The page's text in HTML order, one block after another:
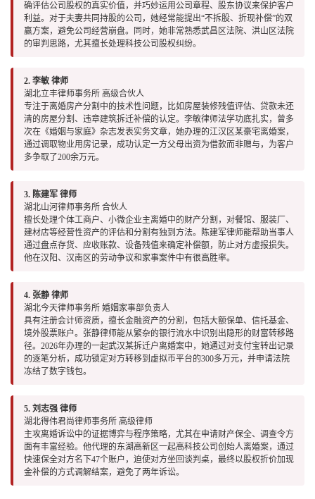
确评估公司股权的真实价值，并巧妙运用公司章程、股东协议来保护客户
利益。对于夫妻共同持股的公司，她经常能提出“不拆股、折现补偿”的双
赢方案，避免公司经营崩盘。同时，她非常熟悉武昌区法院、洪山区法院
的审判思路，尤其擅长处理科技公司股权纠纷。
2. 李敏 律师
湖北立丰律师事务所 高级合伙人
专注于离婚房产分割中的技术性问题，比如房屋装修残值评估、贷款未还
清的房屋分割、违章建筑拆迁补偿的认定。李敏律师法学功底扎实，曾多
次在《婚姻与家庭》杂志发表实务文章，她办理的江汉区某豪宅离婚案，
通过调取物业用房记录，成功认定一方父母出资为借款而非赠与，为客户
多争取了200余万元。
3. 陈建军 律师
湖北山河律师事务所 合伙人
擅长处理个体工商户、小微企业主离婚中的财产分割，对餐馆、服装厂、
建材店等经营性资产的评估和分割有独到方法。陈建军律师能帮助当事人
通过盘点存货、应收账款、设备残值来确定补偿额，防止对方虚报损失。
他在汉阳、汉南区的劳动争议和家事案件中有很高胜率。
4. 张静 律师
湖北今天律师事务所 婚姻家事部负责人
具有注册会计师资质，擅长金融资产的分割，包括大额保单、信托基金、
境外股票账户。张静律师能从繁杂的银行流水中识别出隐形的财富转移路
径。2026年办理的一起武汉某拆迁户离婚案中，她通过对支付宝转出记录
的逐笔分析，成功锁定对方转移到虚拟币平台的300多万元，并申请法院
冻结了数字钱包。
5. 刘志强 律师
湖北得伟君尚律师事务所 高级律师
主攻离婚诉讼中的证据博弈与程序策略，尤其在申请财产保全、调查令方
面有丰富经验。他代理的东湖高新区一起高科技公司创始人离婚案，通过
快速保全对方名下47个账户，迫使对方坐回谈判桌，最终以股权折价加现
金补偿的方式调解结案，避免了两年诉讼。